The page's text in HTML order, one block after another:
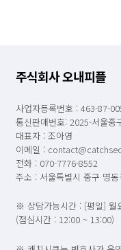
주식회사 오내피플
사업자등록번호 : 463-87-
통신판매번호: 2025-서울중
대표자 : 조아영
이메일 :
전화 : 070-7776-8552
주소 : 서울특별시 중구 명
※ 상담가능시간 : [평일] 월
(점심시간 : 12:00 ~ 13:00)